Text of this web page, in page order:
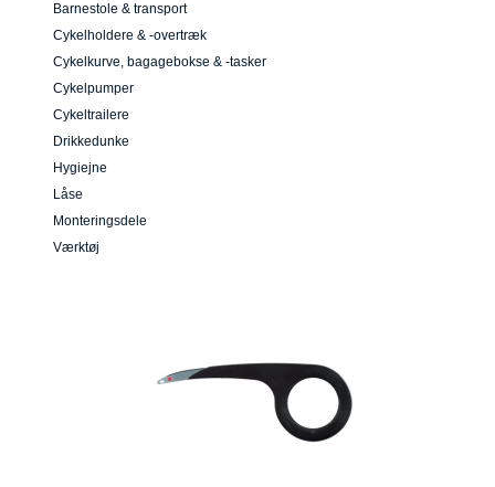
Barnestole & transport
Cykelholdere & -overtræk
Cykelkurve, bagagebokse & -tasker
Cykelpumper
Cykeltrailere
Drikkedunke
Hygiejne
Låse
Monteringsdele
Værktøj